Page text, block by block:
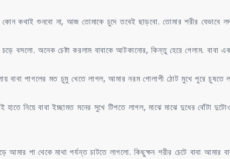
কথাই শুনবো না, আজ তোমাকে চুদে তবেই ছাড়বো. তোমার শরীর যেভাবে
বসলো. অনেক চেষ্টা করলাম বাবাকে আটকানোর, কিন্তু হেরে গেলাম. বাবা
বাবা পাগলের মত চুমু খেতে লাগল, আমার নরম গোলাপী ঠোট মুখে পুরে চুষতে
নিয়ে বাবা ইচ্ছামত মনের সুখে টিপতে লাগল, মাঝে মাঝে দুধের বোঁটা
আমার পা থেকে মাথা পর্যন্ত চাটতে লাগলো. কিছুক্ষন শরীর চেটে বাবা আমার